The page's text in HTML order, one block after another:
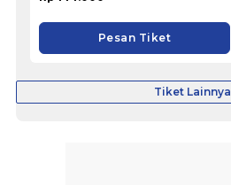
Pesan Tiket
Tiket Lainnya